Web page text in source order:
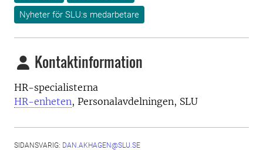
Nyheter för SLU:s medarbetare
Kontaktinformation
HR-specialisterna
HR-enheten, Personalavdelningen, SLU
SIDANSVARIG: DAN.AKHAGEN@SLU.SE